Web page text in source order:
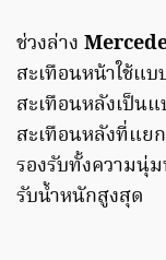
ช่วงล่าง
สะเทือนหน้าใช้แ
สะเทือนหลังเป็น
สะเทือนหลังที่แย
รองรับทั้งความนุ่
รับน้ำหนักสูงสุด